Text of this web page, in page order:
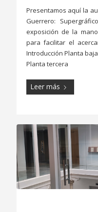
Presentamos aquí la
Guerrero:
exposición de la
para facilitar el
Introducción Planta
Planta tercera
Leer más